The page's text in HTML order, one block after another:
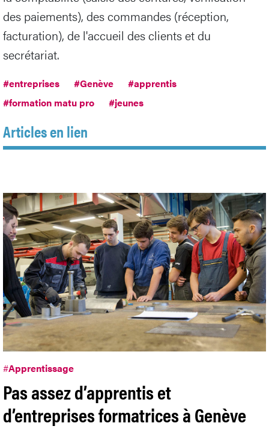
des paiements), des commandes (réception,
facturation), de l'accueil des clients et du
secrétariat.
#entreprises #Genève
#apprentis
#formation matu pro
#jeunes
Articles en lien
#Apprentissage
Pas assez d’apprentis et
d’entreprises formatrices à Genève